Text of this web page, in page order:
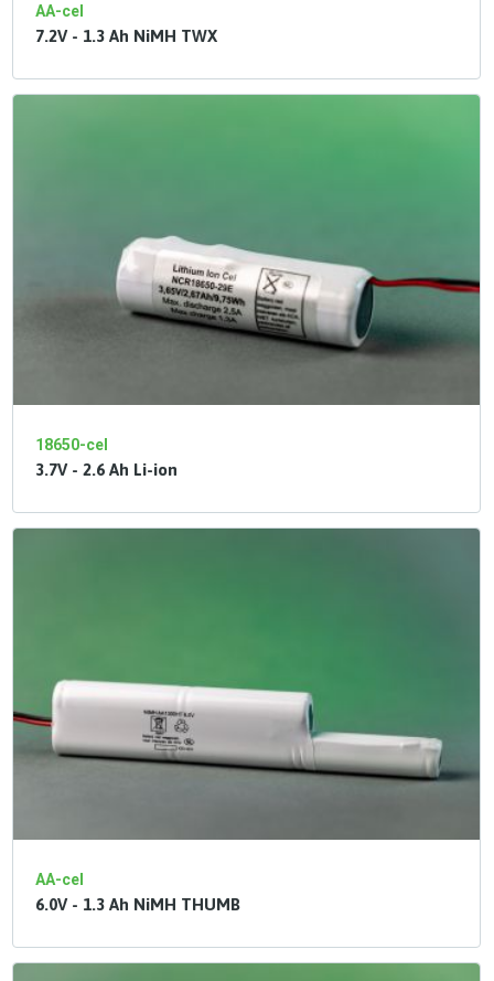
AA-cel
7.2V - 1.3 Ah NiMH TWX
18650-cel
3.7V - 2.6 Ah Li-ion
AA-cel
6.0V - 1.3 Ah NiMH THUMB